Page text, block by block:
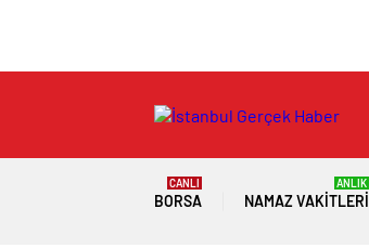
BORSA
CANLI
NAMAZ VAKITLERI
ANLIK